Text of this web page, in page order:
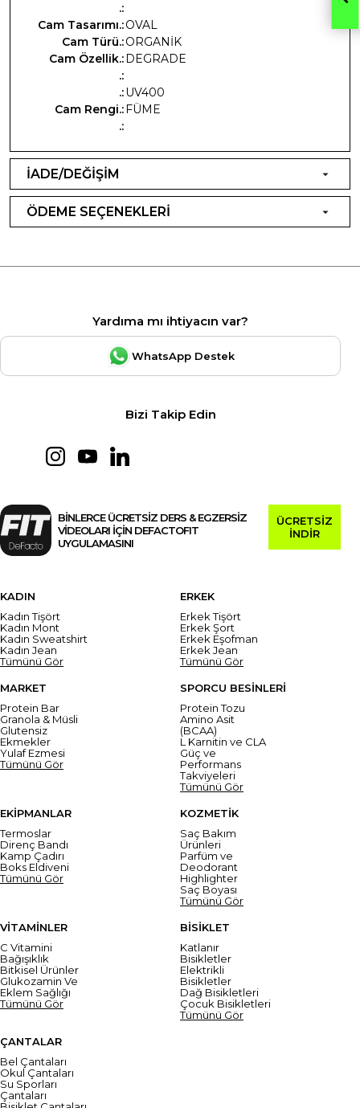
.:
Cam Tasarımı.:OVAL
Cam Türü.:ORGANİK
Cam Özellik.:DEGRADE
.:
.:UV400
Cam Rengi.:FÜME
.:
İADE/DEĞİŞİM
ÖDEME SEÇENEKLERİ
Yardıma mı ihtiyacın var?
WhatsApp Destek
Bizi Takip Edin
BİNLERCE ÜCRETSİZ DERS & EGZERSİZ
VİDEOLARI İÇİN DEFACTOFIT
UYGULAMASINI
ÜCRETSİZ
İNDİR
KADIN
Kadın Tişört
Kadın Mont
Kadın Sweatshirt
Kadın Jean
Tümünü Gör
ERKEK
Erkek Tişört
Erkek Şort
Erkek Eşofman
Erkek Jean
Tümünü Gör
MARKET
Protein Bar
Granola & Müsli
Glutensiz
Ekmekler
Yulaf Ezmesi
Tümünü Gör
SPORCU BESİNLERİ
Protein Tozu
Amino Asit
(BCAA)
L Karnitin ve CLA
Güç ve
Performans
Takviyeleri
Tümünü Gör
EKİPMANLAR
Termoslar
Direnç Bandı
Kamp Çadırı
Boks Eldiveni
Tümünü Gör
KOZMETİK
Saç Bakım
Ürünleri
Parfüm ve
Deodorant
Highlighter
Saç Boyası
Tümünü Gör
VİTAMİNLER
C Vitamini
Bağışıklık
Bitkisel Ürünler
Glukozamin Ve
Eklem Sağlığı
Tümünü Gör
BİSİKLET
Katlanır
Bisikletler
Elektrikli
Bisikletler
Dağ Bisikletleri
Çocuk Bisikletleri
Tümünü Gör
ÇANTALAR
Bel Çantaları
Okul Çantaları
Su Sporları
Çantaları